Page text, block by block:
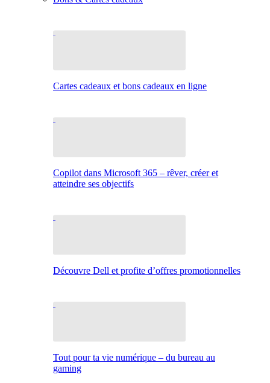
Cartes cadeaux et bons cadeaux en ligne
Copilot dans Microsoft 365 – rêver, créer et
atteindre ses objectifs
Découvre Dell et profite d’offres promotionnelles
Tout pour ta vie numérique – du bureau au
gaming